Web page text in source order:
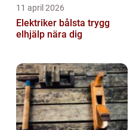
11 april 2026
Elektriker bålsta trygg
elhjälp nära dig